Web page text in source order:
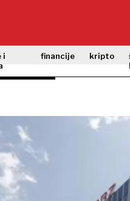
i
financije kripto